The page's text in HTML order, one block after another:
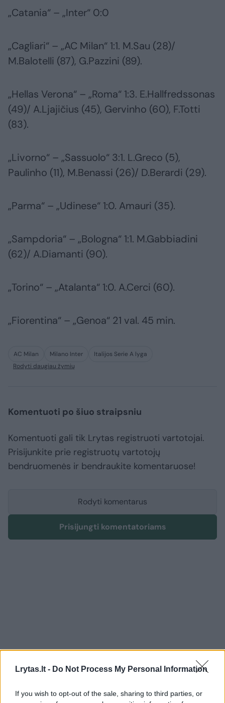
Lrytas.lt - Do Not Process My Personal Information
If you wish to opt-out of the sale, sharing to third parties, or
„Catania“ – „Inter“ 0:0
„Cagliari“ – „AC Milan“ 1:1. M.Sau (28)/
M.Balotelli (87), G.Pazzini (89).
„Hellas Verona“ – „Roma“ 1:3. E.Hallfredssonas
(49)/ A.Ljajičius (45), Gervinho (60), F.Totti
(83).
„Livorno“ – „Sassuolo“ 3:1. L.Greco (5),
Paulinho (11), M.Benassi (26)/ D.Berardi (29).
„Parma“ – „Udinese“ 1:0. Amauri (35).
„Sampdoria“ – „Bologna“ 1:1. M.Gabbiadini
(62)/ A.Diamanti (90).
„Torino“ – „Atalanta“ 1:0. A.Cerci (60).
„Fiorentina“ – „Genoa“ 21 val. 45 min.
AC Milan Milano Inter
Italijos Serie A lyga
Rodyti daugiau žymių
Komentuoti po šiuo straipsniu
Komentuoti gali tik Lrytas registruoti vartotojai.
Prisijunkite prie registruotų vartotojų
bendruomenės ir bendraukite komentaruose!
Rodyti komentarus
Prisijungti komentatoriams